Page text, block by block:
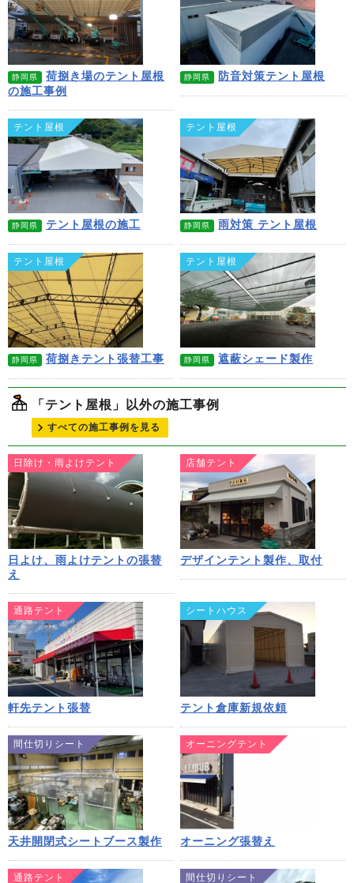
静岡県
荷捌き場のテント屋根
の施工事例
静岡県 防音対策テント屋根
テント屋根
静岡県 テント屋根の施工
テント屋根
静岡県 雨対策 テント屋根
テント屋根
静岡県 荷捌きテント張替工事
テント屋根
静岡県 遮蔽シェード製作
「テント屋根」以外の施工事例
すべての施工事例を見る
日除け・雨よけテント
日よけ、雨よけテントの張替
え
店舗テント
デザインテント製作、取付
通路テント
軒先テント張替
シートハウス
テント倉庫新規依頼
間仕切りシート
天井開閉式シートブース製作
オーニングテント
オーニング張替え
通路テント 間仕切りシート